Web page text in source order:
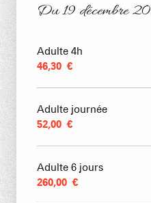
Du19 décembre 2026au
Du19 décembre
Adulte 4h
46,30 €
Adulte journée
52,00 €
Adulte 6 jours
260,00 €